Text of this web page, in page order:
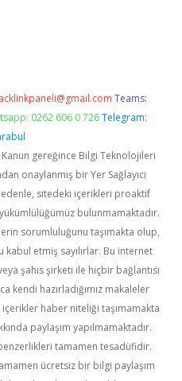
Teams:
0262 606 0 726 Telegram:
Kanun gereğince Bilgi Teknolojileri
onaylanmış bir Yer Sağlayıcı
sitedeki içerikleri proaktif
bulunmamaktadır.
sorumluluğunu taşımakta olup,
etmiş sayılırlar. Bu internet
şahıs şirketi ile hiçbir bağlantısı
kendi hazırladığımız makaleler
haber niteliği taşımamakta
paylaşım yapılmamaktadır.
tamamen tesadüfidir.
ücretsiz bir bilgi paylaşım